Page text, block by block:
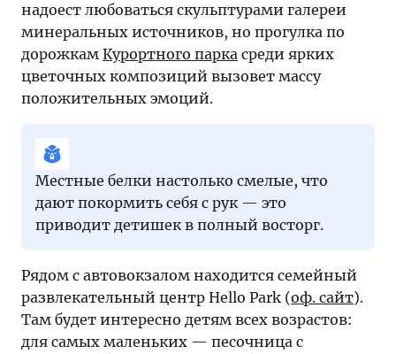
надоест любоваться скульптурами галереи
минеральных источников, но прогулка по
дорожкам Курортного парка среди ярких
цветочных композиций вызовет массу
положительных эмоций.
Местные белки настолько смелые, что
дают покормить себя с рук — это
приводит детишек в полный восторг.
Рядом с автовокзалом находится семейный
развлекательный центр Hello Park (оф. сайт).
Там будет интересно детям всех возрастов:
для самых маленьких — песочница с